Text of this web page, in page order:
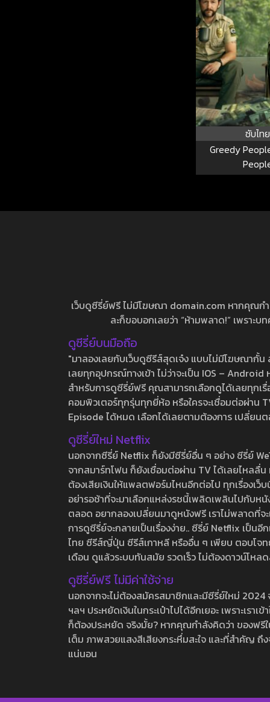
ซับไทย
Greedy
เว็บดูซีรี่ย์ฟรี ไม่มีโฆษณา domain.com หากคุณก
ละก็ขอบอกเลยว่า “ห้ามพลาด!” เพราะ
ดูซีรี่ย์บนมือถือ
"มาลองเลยกับเว็บดูซีรีส์สุดเจ๋ง แบบไม่มีโฆษณากั้
เลยทุกอุปกรณ์ทางเข้า ไม่ว่าจะเป็น IOS –
สำหรับการดูซีรี่ย์ฟรี คุณสามารถเลือกดูได้เลยทุกเ
คอมพิวเตอร์ทุกรุ่นทุกยี่ห้อ หรือใครจะเชื่อมต่อผ่าน
Episode ได้หมด เลือกได้เลยตามต้องการ เปลี่ยน
ดูซีรี่ย์ใหม่ Netflix
นอกจากซีรี่ย์ Netflix ก็ยังมีซีรี่ย์อื่น ๆ อย่าง ซีรี่ย์
จากสมาร์ทโฟน ก็ยังเชื่อมต่อผ่าน TV ได้เลยไหลลื่
ต้องเสียเงินให้แพลตฟอร์มไหนอีกต่อไป ทุกเรื่องเว็
อย่ารอช้าที่จะมาเลือกแหล่งรชนี้เพลิดเพลินไปกับห
ตลอด อยากลองเปลี่ยนมาดูหนังฟรี เราไม่พลาดที่
การดูซีรี่ย์จะกลายเป็นเรื่องง่าย.. ซีรี่ย์ Netflix เป็น
ไทย ซีรีส์ญี่ปุ่น ซีรีส์เกาหลี หรืออื่น ๆ เพียบ ตอบโจท
เดือน ดูแล้วระบบทันสมัย รวดเร็ว ไม่ต้องดาวน์โห
ดูซีรี่ย์ฟรี ไม่มีค่าใช้จ่าย
นอกจากจะไม่ต้องสมัครสมาชิกและมีซีรี่ย์ใหม่
ฯลฯ ประหยัดเงินในกระเป๋าไปได้อีกเยอะ เพราะเร
ก็ต้องประหยัด จริงมั้ย? หากคุณกำลังคิดว่า ของฟ
เต็ม ภาพสวยแสงสีเสียงกระหึ่มสะใจ และที่สำคัญ
แน่นอน